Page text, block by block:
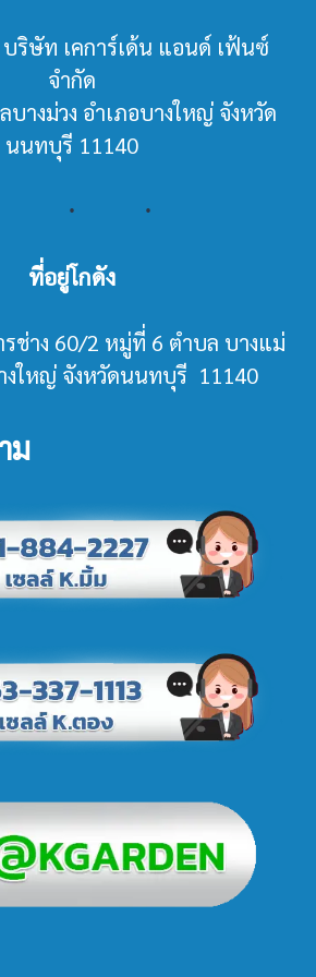
ริษัท เคการ์เด้น แอนด์ เฟ้นซ์
จำกัด
างม่วง อำเภอบางใหญ่ จังหวัด
นนทบุรี 11140
ที่อยู่โกดัง
รช่าง 60/2 หมู่ที่ 6 ตำบล บางแม่
งใหญ่ จังหวัดนนทบุรี 11140
ม